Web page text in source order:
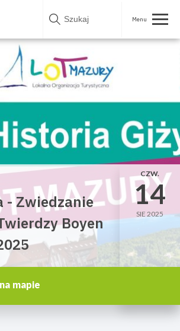
- Zwiedzanie
Boyen
CZW.
14
SIE 2025
mapie